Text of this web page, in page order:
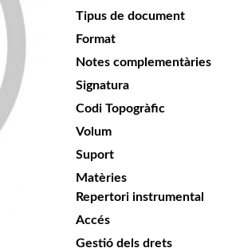
Tipus de document
Format
Notes complementàries
Signatura
Codi Topogràfic
Volum
Suport
Matèries
Repertori instrumental
Accés
Gestió dels drets